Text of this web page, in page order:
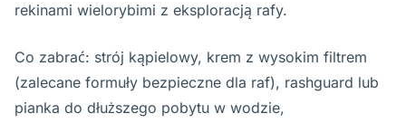
rekinami wielorybimi z eksploracją rafy.
Co zabrać: strój kąpielowy, krem z wysokim filtrem
(zalecane formuły bezpieczne dla raf), rashguard lub
pianka do dłuższego pobytu w wodzie,